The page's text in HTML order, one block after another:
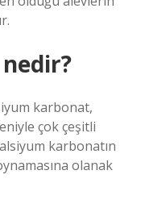
nedir?
karbonat,
çok çeşitli
karbonatın
olanak